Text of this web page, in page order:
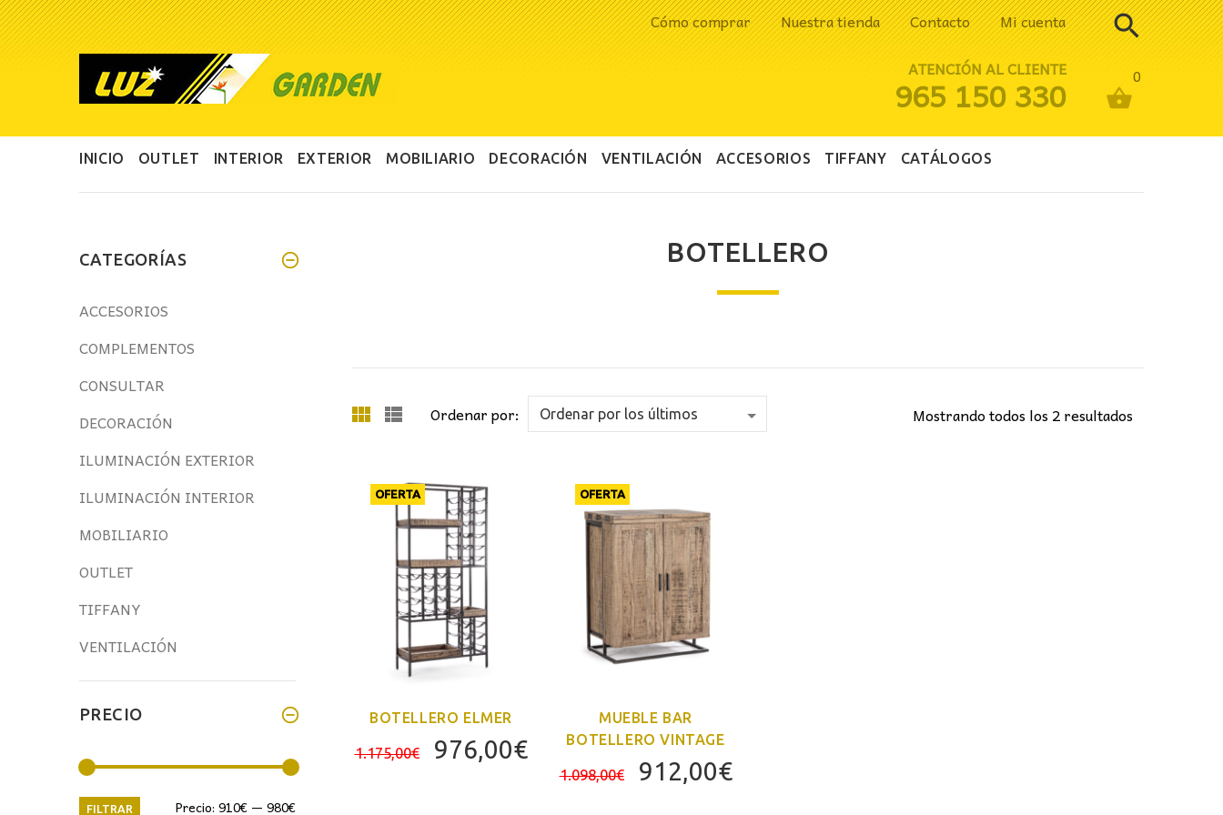
Cómo comprar Nuestra tienda Contacto Mi cuenta
0
ATENCIÓN AL CLIENTE
965 150 330
INICIO OUTLET INTERIOR EXTERIOR MOBILIARIO DECORACIÓN VENTILACIÓN ACCESORIOS TIFFANY CATÁLOGOS
CATEGORÍAS
ACCESORIOS
COMPLEMENTOS
CONSULTAR
DECORACIÓN
ILUMINACIÓN EXTERIOR
ILUMINACIÓN INTERIOR
MOBILIARIO
OUTLET
TIFFANY
VENTILACIÓN
PRECIO
Precio
Precio
FILTRAR Precio: 910€ — 980€
BOTELLERO
Ordenar por: Mostrando todos los 2 resultados
OFERTA
BOTELLERO ELMER
1.175,00€
El
976,00€El
precio
OFERTA
MUEBLE BAR
BOTELLERO VINTAGE
1.098,00€
El
912,00€El